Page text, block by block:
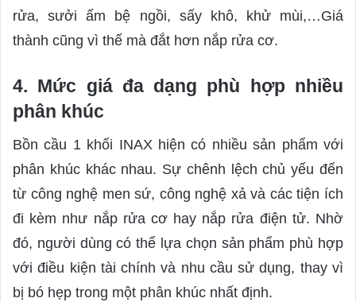
rửa, sưởi ấm bệ ngồi, sấy khô, khử mùi,…Giá
thành cũng vì thế mà đắt hơn nắp rửa cơ.
4. Mức giá đa dạng phù hợp nhiều
phân khúc
Bồn cầu 1 khối INAX hiện có nhiều sản phẩm với
phân khúc khác nhau. Sự chênh lệch chủ yếu đến
từ công nghệ men sứ, công nghệ xả và các tiện ích
đi kèm như nắp rửa cơ hay nắp rửa điện tử. Nhờ
đó, người dùng có thể lựa chọn sản phẩm phù hợp
với điều kiện tài chính và nhu cầu sử dụng, thay vì
bị bó hẹp trong một phân khúc nhất định.